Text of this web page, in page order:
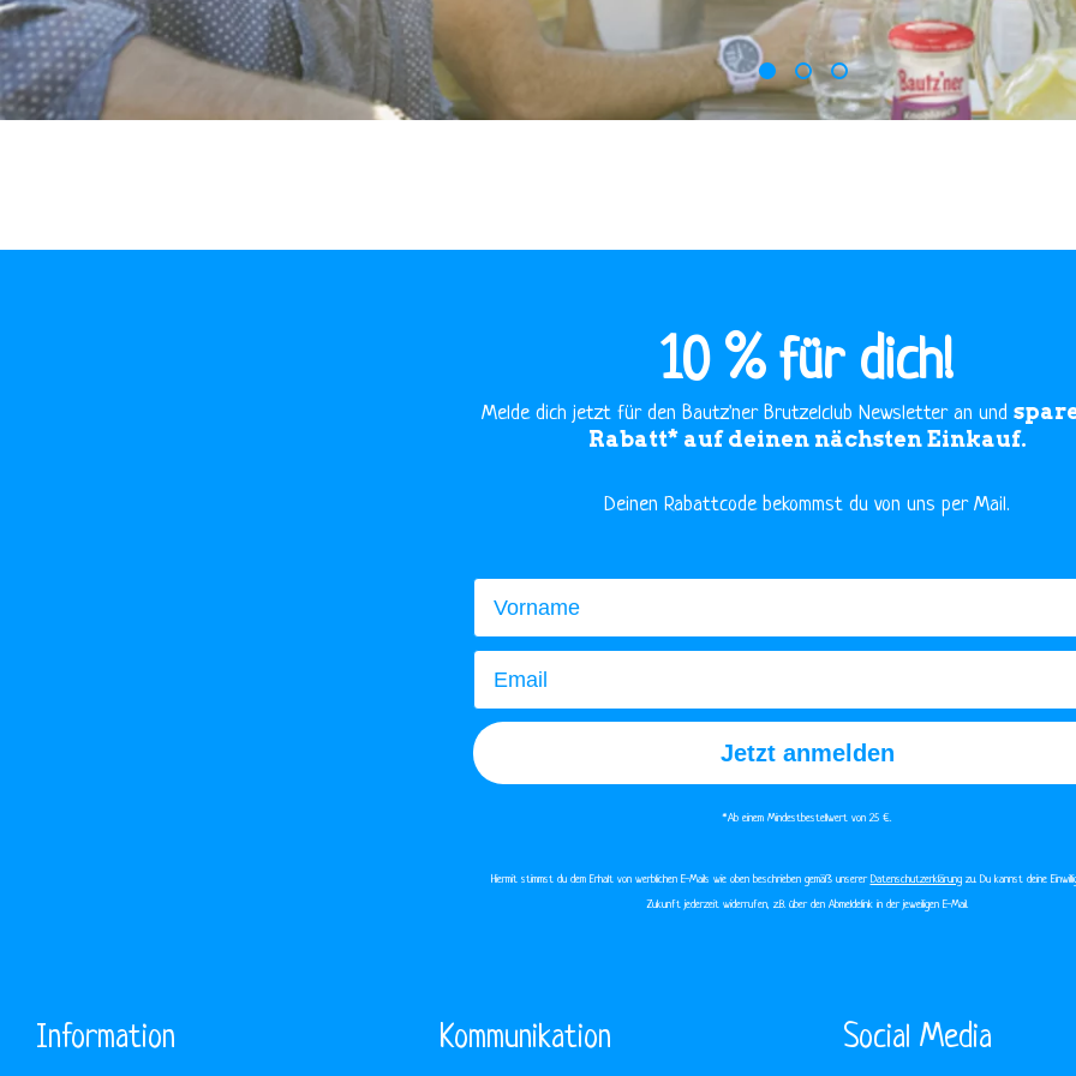
1 2 3
10 % für dich!
Melde dich jetzt für den Bautz'ner Brutzelclub Newsletter an und
Rabatt* auf deinen nächsten Einkauf.
​Deinen Rabattcode bekommst du von uns per Mail.
Vorname
Email
Jetzt anmelden
*Ab einem Mindestbestellwert von 25 €.​
Hiermit stimmst du dem Erhalt von werblichen E-Mails wie oben beschrieben gemäß unsererDatenschutzerklärungzu. Du kannst deine
Zukunft jederzeit widerrufen, z.B. über den Abmeldelink in der jeweiligen E-Mail.
Information Kommunikation Social Media